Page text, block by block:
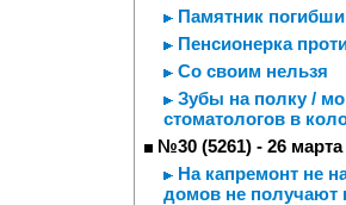
Памятник
Пенсионерка
Со своим нельзя
Зубы на полку /
стоматологов в
№30 (5261) - 26 марта
На капремонт не
домов не получают